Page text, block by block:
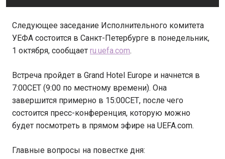
Следующее заседание Исполнительного комитета
УЕФА состоится в Санкт-Петербурге в понедельник,
1 октября, сообщает ru.uefa.com.
Встреча пройдет в Grand Hotel Europe и начнется в
7:00СЕТ (9:00 по местному времени). Она
завершится примерно в 15:00СЕТ, после чего
состоится пресс-конференция, которую можно
будет посмотреть в прямом эфире на UEFA.com.
Главные вопросы на повестке дня: